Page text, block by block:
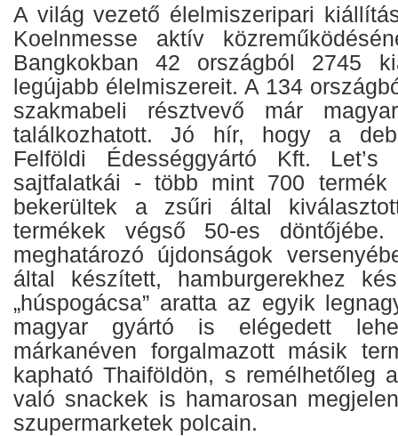
A világ vezető élelmiszeripari
Koelnmesse aktív
Bangkokban 42 országból 2745
legújabb élelmiszereit. A 134
szakmabeli résztvevő már
találkozhatott. Jó hír, hogy a
Felföldi Édességgyártó Kft. Let’s
sajtfalatkái - több mint 700
bekerültek a zsűri által
termékek végső 50-es
meghatározó újdonságok
által készített, hamburgerekhez
„húspogácsa” aratta az egyik
magyar gyártó is elégedett
márkanéven forgalmazott másik
kapható Thaiföldön, s remélhetőleg
való snackek is hamarosan
szupermarketek polcain.